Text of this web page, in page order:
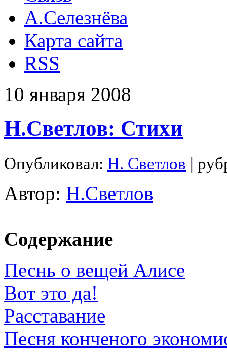
А.Селезнёва
Карта сайта
RSS
10 января 2008
Н.Светлов: Стихи
Опубликовал: Н. Светлов |
Автор: Н.Светлов
Содержание
Песнь о вещей Алисе
Вот это да!
Расставание
Песня конченого